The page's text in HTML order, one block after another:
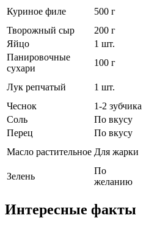
Куриное филе
500 г
Творожный сыр
200 г
Яйцо
1 шт.
Панировочные
сухари
100 г
Лук репчатый 1 шт.
Чеснок
1-2 зубчика
Соль
По вкусу
Перец
По вкусу
Масло растительное Для жарки
Зелень
По
желанию
Интересные факты